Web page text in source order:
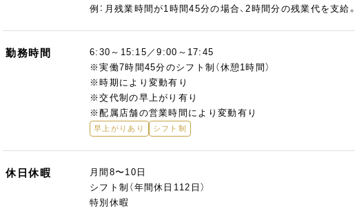
例：月残業時間が1時間45分の場合、2時間分の残業代を支給
勤務時間
6:30～15:15／9:00～17:45
※実働7時間45分のシフト制（休憩1時間）
※時期により変動有り
※交代制の早上がり有り
※配属店舗の営業時間により変動有り
早上がりあり シフト制
休日休暇
月間8〜10日
シフト制（年間休日112日）
特別休暇